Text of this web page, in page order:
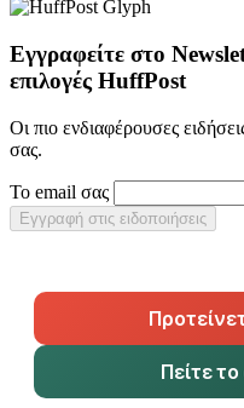
Εγγραφείτε στο
επιλογές HuffPost
Οι πιο ενδιαφέρουσες
σας.
Το email σας
Εγγραφή στις ειδοποιήσεις
Πείτε